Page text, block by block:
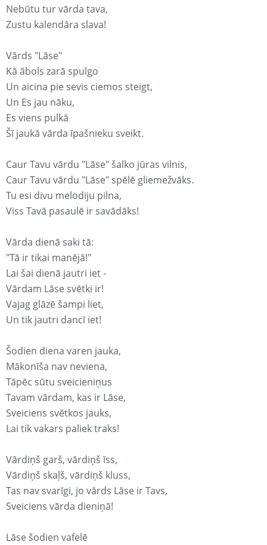
Nebūtu tur vārda tava,
Zustu kalendāra slava!
Vārds "Lāse"
Kā ābols zarā spulgo
Un aicina pie sevis ciemos steigt,
Un Es jau nāku,
Es viens pulkā
Šī jaukā vārda īpašnieku sveikt.
Caur Tavu vārdu "Lāse" šalko jūras vilnis,
Caur Tavu vārdu "Lāse" spēlē gliemežvāks.
Tu esi divu melodiju pilna,
Viss Tavā pasaulē ir savādāks!
Vārda dienā saki tā:
"Tā ir tikai manējā!"
Lai šai dienā jautri iet -
Vārdam Lāse svētki ir!
Vajag glāzē šampi liet,
Un tik jautri dancī iet!
Šodien diena varen jauka,
Mākonīša nav neviena,
Tāpēc sūtu sveicieniņus
Tavam vārdam, kas ir Lāse,
Sveiciens svētkos jauks,
Lai tik vakars paliek traks!
Vārdiņš garš, vārdiņš īss,
Vārdiņš skaļš, vārdiņš kluss,
Tas nav svarīgi, jo vārds Lāse ir Tavs,
Sveiciens vārda dieniņā!
Lāse šodien vafelē